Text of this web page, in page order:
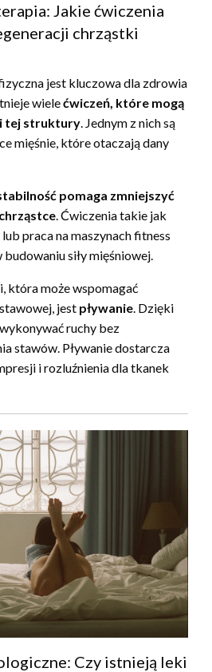
Jakie ćwiczenia
chrząstki
jest kluczowa dla zdrowia
wielećwiczeń, które mogą
tej struktury. Jednym z nich są
mięśnie, które otaczają dany
pomaga zmniejszyć
. Ćwiczenia takie jak
praca na maszynach fitness
siły mięśniowej.
która może wspomagać
jest pływanie. Dzięki
ruchy bez
stawów. Pływanie dostarcza
i rozluźnienia dla tkanek
Czy istnieją leki